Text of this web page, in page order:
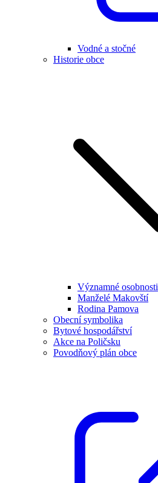
Vodné a stočné
Historie obce
Významné osobnosti
Manželé Makovští
Rodina Pamova
Obecní symbolika
Bytové hospodářství
Akce na Poličsku
Povodňový plán obce